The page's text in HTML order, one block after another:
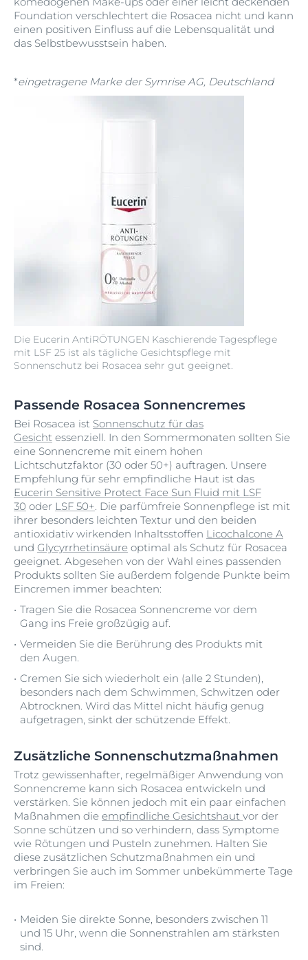
Die Eucerin AntiRÖTUNGEN Kaschierende Tagespflege
mit LSF 25 ist als tägliche Gesichtspflege mit
Sonnenschutz bei Rosacea sehr gut geeignet.
Foundation verschlechtert die Rosacea nicht und kann
einen positiven Einfluss auf die Lebensqualität und
das Selbstbewusstsein haben.
*eingetragene Marke der Symrise AG, Deutschland
Passende Rosacea Sonnencremes
Bei Rosacea ist Sonnenschutz für das
Gesicht essenziell. In den Sommermonaten sollten Sie
eine Sonnencreme mit einem hohen
Lichtschutzfaktor (30 oder 50+) auftragen. Unsere
Empfehlung für sehr empfindliche Haut ist das
Eucerin Sensitive Protect Face Sun Fluid mit LSF
30 oder LSF 50+. Die parfümfreie Sonnenpflege ist mit
ihrer besonders leichten Textur und den beiden
antioxidativ wirkenden Inhaltsstoffen Licochalcone A
und Glycyrrhetinsäure optimal als Schutz für Rosacea
geeignet. Abgesehen von der Wahl eines passenden
Produkts sollten Sie außerdem folgende Punkte beim
Eincremen immer beachten:
Tragen Sie die Rosacea Sonnencreme vor dem
Gang ins Freie großzügig auf.
Vermeiden Sie die Berührung des Produkts mit
den Augen.
Cremen Sie sich wiederholt ein (alle 2 Stunden),
besonders nach dem Schwimmen, Schwitzen oder
Abtrocknen. Wird das Mittel nicht häufig genug
aufgetragen, sinkt der schützende Effekt.
Zusätzliche Sonnenschutzmaßnahmen
Trotz gewissenhafter, regelmäßiger Anwendung von
Sonnencreme kann sich Rosacea entwickeln und
verstärken. Sie können jedoch mit ein paar einfachen
Maßnahmen die empfindliche Gesichtshaut vor der
Sonne schützen und so verhindern, dass Symptome
wie Rötungen und Pusteln zunehmen. Halten Sie
diese zusätzlichen Schutzmaßnahmen ein und
verbringen Sie auch im Sommer unbekümmerte Tage
im Freien:
Meiden Sie direkte Sonne, besonders zwischen 11
und 15 Uhr, wenn die Sonnenstrahlen am stärksten
sind.